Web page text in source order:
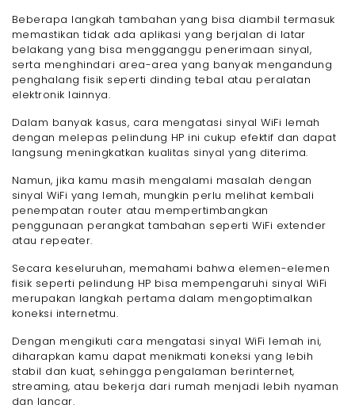
Beberapa langkah tambahan yang bisa diambil termasuk
memastikan tidak ada aplikasi yang berjalan di latar
belakang yang bisa mengganggu penerimaan sinyal,
serta menghindari area-area yang banyak mengandung
penghalang fisik seperti dinding tebal atau peralatan
elektronik lainnya.
Dalam banyak kasus, cara mengatasi sinyal WiFi lemah
dengan melepas pelindung HP ini cukup efektif dan dapat
langsung meningkatkan kualitas sinyal yang diterima.
Namun, jika kamu masih mengalami masalah dengan
sinyal WiFi yang lemah, mungkin perlu melihat kembali
penempatan router atau mempertimbangkan
penggunaan perangkat tambahan seperti WiFi extender
atau repeater.
Secara keseluruhan, memahami bahwa elemen-elemen
fisik seperti pelindung HP bisa mempengaruhi sinyal WiFi
merupakan langkah pertama dalam mengoptimalkan
koneksi internetmu.
Dengan mengikuti cara mengatasi sinyal WiFi lemah ini,
diharapkan kamu dapat menikmati koneksi yang lebih
stabil dan kuat, sehingga pengalaman berinternet,
streaming, atau bekerja dari rumah menjadi lebih nyaman
dan lancar.